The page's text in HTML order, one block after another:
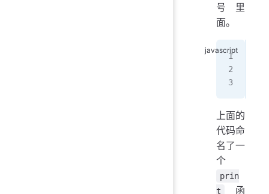
号里
面。
上面的
代码命
名了一
个
prin
t
函